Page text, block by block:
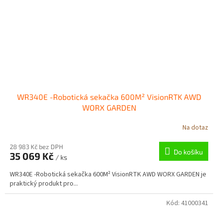
WR340E -Robotická sekačka 600M² VisionRTK AWD
WORX GARDEN
Na dotaz
28 983 Kč bez DPH
35 069 Kč / ks
Do košíku
WR340E -Robotická sekačka 600M² VisionRTK AWD WORX GARDEN je
praktický produkt pro...
Kód: 41000341